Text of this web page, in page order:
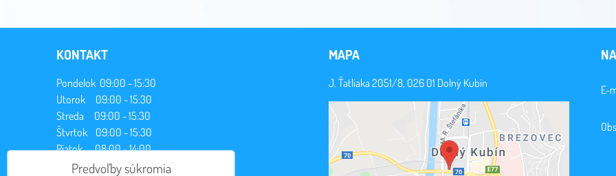
KONTAKT
Pondelok 09:00 - 15:30
Utorok 09:00 - 15:30
Streda 09:00 - 15:30
Štvrtok 09:00 - 15:30
Piatok 08:00 - 14:00
MAPA
J. Ťatliaka 2051/8, 026 01 Dolný Kubín E-
Predvoľby súkromia